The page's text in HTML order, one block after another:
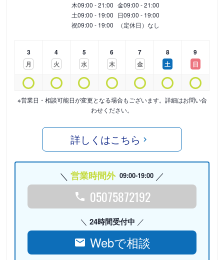
木09:00 - 21:00 金09:00 - 21:00
土09:00 - 19:00 日09:00 - 19:00
祝09:00 - 19:00 （定休日）なし
3
月
4
火
5
水
6
木
7
金
8
土
9
日
※営業日・相談可能日が変更となる場合もございます。詳細はお問い合
わせください。
詳しくはこちら
営業時間外 09:00-19:00
05075872192
24時間受付中
Webで相談